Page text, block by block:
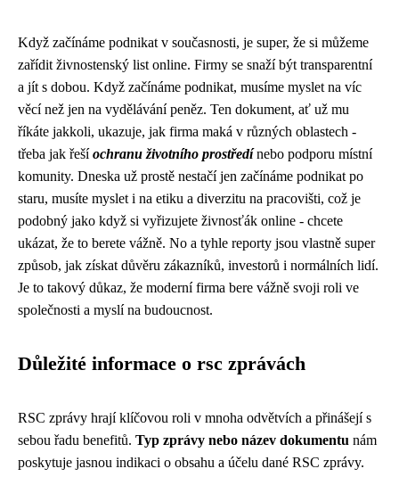
Když začínáme podnikat v současnosti, je super, že si můžeme
zařídit živnostenský list online. Firmy se snaží být transparentní
a jít s dobou. Když začínáme podnikat, musíme myslet na víc
věcí než jen na vydělávání peněz. Ten dokument, ať už mu
říkáte jakkoli, ukazuje, jak firma maká v různých oblastech -
třeba jak řešíochranu životního prostředínebo podporu místní
komunity. Dneska už prostě nestačí jen začínáme podnikat po
staru, musíte myslet i na etiku a diverzitu na pracovišti, což je
podobný jako když si vyřizujete živnosťák online - chcete
ukázat, že to berete vážně. No a tyhle reporty jsou vlastně super
způsob, jak získat důvěru zákazníků, investorů i normálních lidí.
Je to takový důkaz, že moderní firma bere vážně svoji roli ve
společnosti a myslí na budoucnost.
Důležité informace o rsc zprávách
RSC zprávy hrají klíčovou roli v mnoha odvětvích a přinášejí s
sebou řadu benefitů. Typ zprávy nebo název dokumentu nám
poskytuje jasnou indikaci o obsahu a účelu dané RSC zprávy.